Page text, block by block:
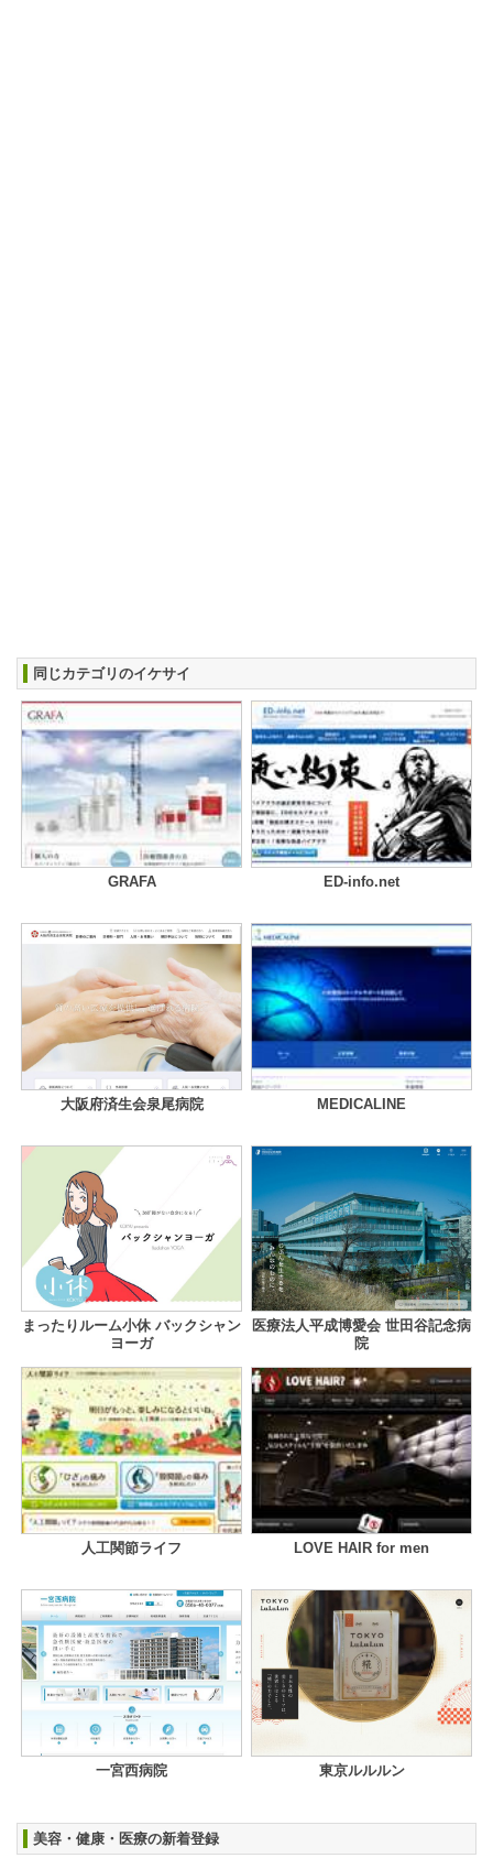
同じカテゴリのイケサイ
GRAFA ED-info.net
大阪府済生会泉尾病院 MEDICALINE
まったりルーム小休 バックシャン
ヨーガ
医療法人平成博愛会 世田谷記念病
院
人工関節ライフ LOVE HAIR for men
一宮西病院 東京ルルルン
美容・健康・医療の新着登録